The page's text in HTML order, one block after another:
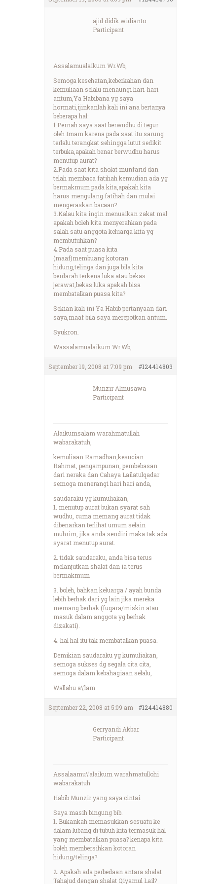
ajid didik widianto
Participant
Assalamualaikum Wr.Wb,
Semoga kesehatan,keberkahan dan
kemuliaan selalu menaungi hari-hari
antum,Ya Habibana yg saya
hormati,ijinkanlah kali ini ana bertanya
beberapa hal:
1.Pernah saya saat berwudhu di tegur
oleh Imam karena pada saat itu sarung
terlalu terangkat sehingga lutut sedikit
terbuka,apakah benar berwudhu harus
menutup aurat?
2.Pada saat kita sholat munfarid dan
telah membaca fatihah kemudian ada yg
bermakmum pada kita,apakah kita
harus mengulang fatihah dan mulai
mengeraskan bacaan?
3.Kalau kita ingin menuaikan zakat mal
apakah boleh kita menyerahkan pada
salah satu anggota keluarga kita yg
membutuhkan?
4.Pada saat puasa kita
(maaf)membuang kotoran
hidung,telinga dan juga bila kita
berdarah terkena luka atau bekas
jerawat,bekas luka apakah bisa
membatalkan puasa kita?
Sekian kali ini Ya Habib pertanyaan dari
saya,maaf bila saya merepotkan antum.
Syukron.
Wassalamualaikum Wr.Wb,
September 19, 2008 at 7:09 pm #124414803
Munzir Almusawa
Participant
Alaikumsalam warahmatullah
wabarakatuh,
kemuliaan Ramadhan,kesucian
Rahmat, pengampunan, pembebasan
dari neraka dan Cahaya Lailatulqadar
semoga menerangi hari hari anda,
saudaraku yg kumuliakan,
1. menutup aurat bukan syarat sah
wudhu, cuma memang aurat tidak
dibenarkan terlihat umum selain
muhrim, jika anda sendiri maka tak ada
syarat menutup aurat.
2. tidak saudaraku, anda bisa terus
melanjutkan shalat dan ia terus
bermakmum
3. boleh, bahkan keluarga / ayah bunda
lebih berhak dari yg lain jika mereka
memang berhak (fuqara/miskin atau
masuk dalam anggota yg berhak
dizakati).
4. hal hal itu tak membatalkan puasa.
Demikian saudaraku yg kumuliakan,
semoga sukses dg segala cita cita,
semoga dalam kebahagiaan selalu,
Wallahu a\’lam
September 22, 2008 at 5:09 am #124414880
Gerryandi Akbar
Participant
Assalaamu\’alaikum warahmatullohi
wabarakatuh
Habib Munzir yang saya cintai.
Saya masih bingung bib.
1. Bukankah memasukkan sesuatu ke
dalam lubang di tubuh kita termasuk hal
yang membatalkan puasa? kenapa kita
boleh membersihkan kotoran
hidung/telinga?
2. Apakah ada perbedaan antara shalat
Tahajud dengan shalat Qiyamul Lail?